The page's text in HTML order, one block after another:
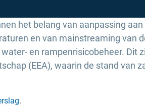
het belang van aanpassing
en van mainstreaming van
en rampenrisicobeheer. Dit
(EEA), waarin de stand
.